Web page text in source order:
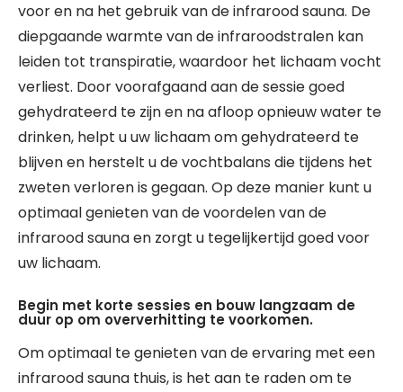
voor en na het gebruik van de infrarood sauna. De
diepgaande warmte van de infraroodstralen kan
leiden tot transpiratie, waardoor het lichaam vocht
verliest. Door voorafgaand aan de sessie goed
gehydrateerd te zijn en na afloop opnieuw water te
drinken, helpt u uw lichaam om gehydrateerd te
blijven en herstelt u de vochtbalans die tijdens het
zweten verloren is gegaan. Op deze manier kunt u
optimaal genieten van de voordelen van de
infrarood sauna en zorgt u tegelijkertijd goed voor
uw lichaam.
Begin met korte sessies en bouw langzaam de
duur op om oververhitting te voorkomen.
Om optimaal te genieten van de ervaring met een
infrarood sauna thuis, is het aan te raden om te